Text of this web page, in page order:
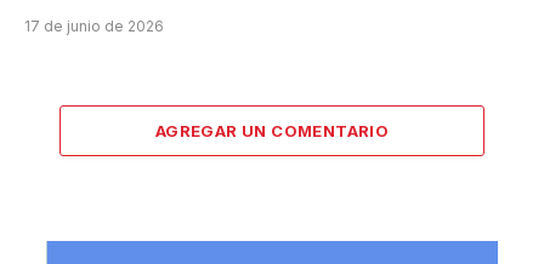
17 de junio de 2026
AGREGAR UN COMENTARIO